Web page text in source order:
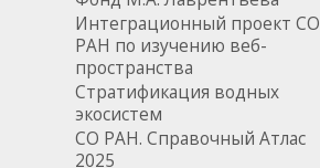
Интеграционный проект СО
РАН по изучению веб-
пространства
Стратификация водных
экосистем
СО РАН. Справочный Атлас
2025